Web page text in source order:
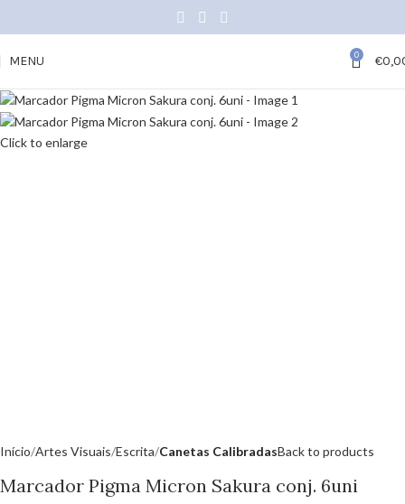
MENU 0 €
Click to enlarge
Início Artes Visuais Escrita Canetas CalibradasBack to products
Marcador Pigma Micron Sakura conj. 6uni